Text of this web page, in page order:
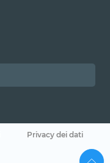
Privacy dei dati